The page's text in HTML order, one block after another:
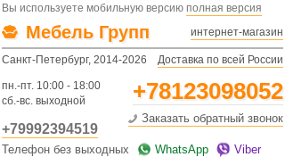
Вы используете мобильную версию полная версия
Мебель Групп интернет-магазин
Санкт-Петербург, 2014-2026 Доставка по всей России
пн.-пт. 10:00 - 18:00
сб.-вс. выходной
+78123098052
+79992394519
Заказать обратный звонок
Телефон без выходных WhatsApp Viber